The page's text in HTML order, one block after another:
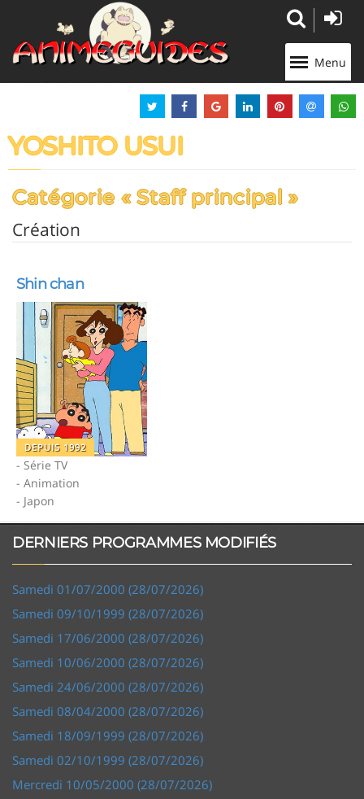
Menu
YOSHITO USUI
Catégorie « Staff principal »
Création
Shin chan
DEPUIS 1992
- Série TV
- Animation
- Japon
DERNIERS PROGRAMMES MODIFIÉS
Samedi 01/07/2000 (28/07/2026)
Samedi 09/10/1999 (28/07/2026)
Samedi 17/06/2000 (28/07/2026)
Samedi 10/06/2000 (28/07/2026)
Samedi 24/06/2000 (28/07/2026)
Samedi 08/04/2000 (28/07/2026)
Samedi 18/09/1999 (28/07/2026)
Samedi 02/10/1999 (28/07/2026)
Mercredi 10/05/2000 (28/07/2026)
Panneau de gestion des cookies